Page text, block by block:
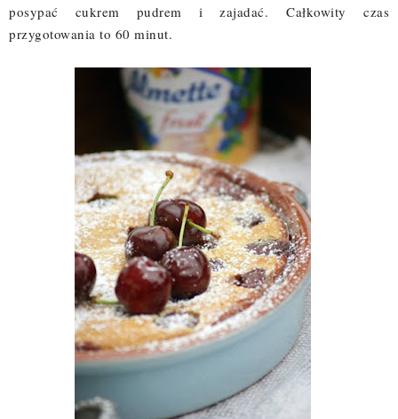
posypać cukrem pudrem i zajadać.Całkowity czas
przygotowania to 60 minut.